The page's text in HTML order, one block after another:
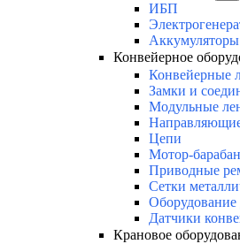
ИБП
Аккумуляторы
Конвейерное
Конвейерные
Замки и
Модульные
Цепи
Мотор-
Приводные
Сетки
Оборудование
Датчики
Крановое